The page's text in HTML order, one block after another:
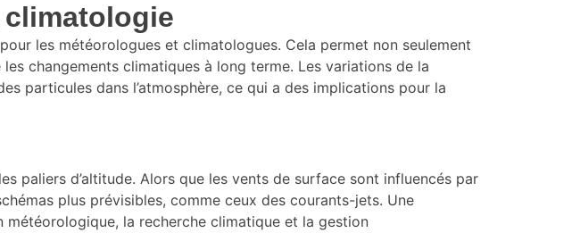
les météorologues et climatologues. Cela permet non seulement
changements climatiques à long terme. Les variations de la
particules dans l’atmosphère, ce qui a des implications pour la
paliers d’altitude. Alors que les vents de surface sont influencés par
plus prévisibles, comme ceux des courants-jets. Une
la recherche climatique et la gestion